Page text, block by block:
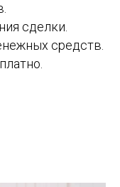
сделки.
средств.